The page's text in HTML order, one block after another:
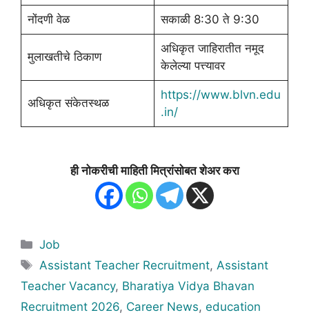
नोंदणी वेळ सकाळी 8:30 ते 9:30
मुलाखतीचे ठिकाण
अधिकृत जाहिरातीत नमूद
केलेल्या पत्त्यावर
अधिकृत संकेतस्थळ
https://www.blvn.edu
.in/
ही नोकरीची माहिती मित्रांसोबत शेअर करा
Categories
Job
Tags
Assistant Teacher Recruitment, Assistant
Teacher Vacancy, Bharatiya Vidya Bhavan
Recruitment 2026, Career News, education